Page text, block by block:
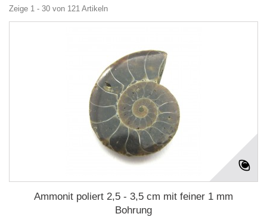
Zeige 1 - 30 von 121 Artikeln
Ammonit poliert 2,5 - 3,5 cm mit feiner 1 mm
Bohrung